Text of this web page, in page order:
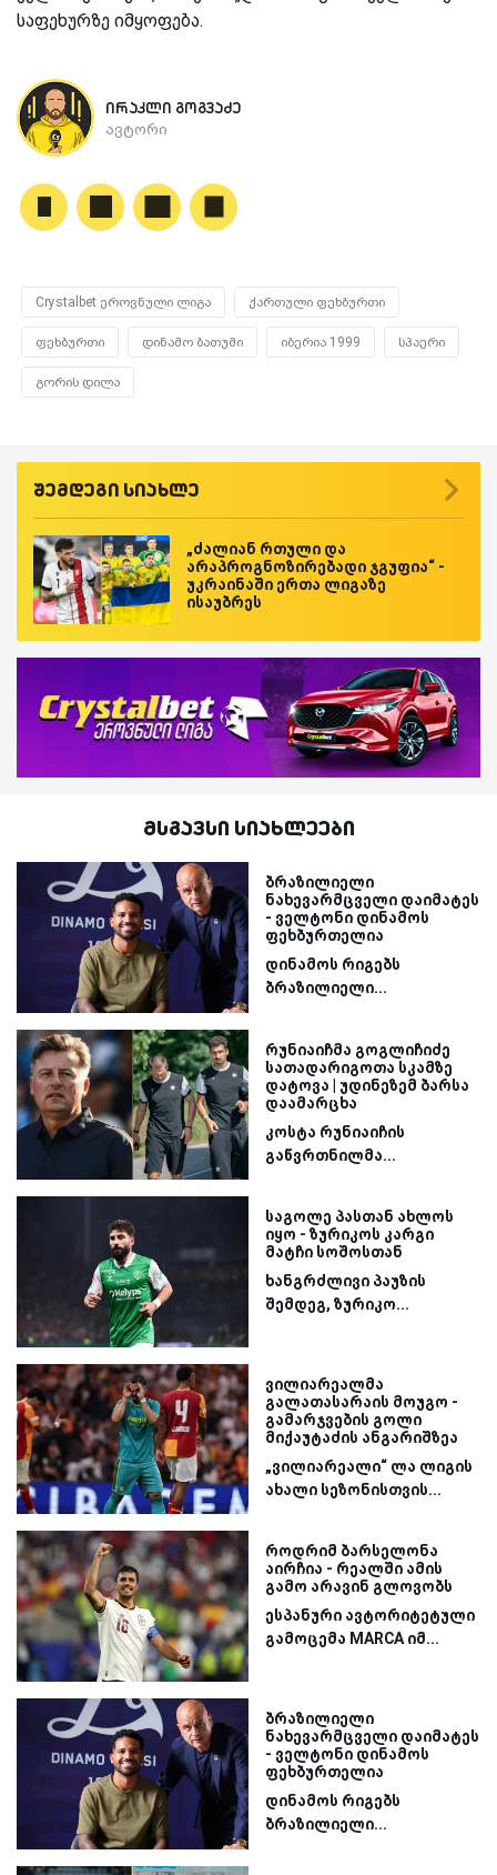
საფეხურზე იმყოფება.
ირაკლი გოგვაძე
ავტორი
Crystalbet ეროვნული ლიგა ქართული ფეხბურთი
ფეხბურთი დინამო ბათუმი იბერია 1999 სპაერი
გორის დილა
შემდეგი სიახლე
„ძალიან რთული და
არაპროგნოზირებადი ჯგუფია“ -
უკრაინაში ერთა ლიგაზე
ისაუბრეს
მსგავსი სიახლეები
ბრაზილიელი
ნახევარმცველი დაიმატეს
- ველტონი დინამოს
ფეხბურთელია
დინამოს რიგებს
ბრაზილიელი...
რუნიაიჩმა გოგლიჩიძე
სათადარიგოთა სკამზე
დატოვა | უდინეზემ ბარსა
დაამარცხა
კოსტა რუნიაიჩის
გაწვრთნილმა...
საგოლე პასთან ახლოს
იყო - ზურიკოს კარგი
მატჩი სოშოსთან
ხანგრძლივი პაუზის
შემდეგ, ზურიკო...
ვილიარეალმა
გალათასარაის მოუგო -
გამარჯვების გოლი
მიქაუტაძის ანგარიშზეა
„ვილიარეალი“ ლა ლიგის
ახალი სეზონისთვის...
როდრიმ ბარსელონა
აირჩია - რეალში ამის
გამო არავინ გლოვობს
ესპანური ავტორიტეტული
გამოცემა MARCA იმ...
ბრაზილიელი
ნახევარმცველი დაიმატეს
- ველტონი დინამოს
ფეხბურთელია
დინამოს რიგებს
ბრაზილიელი...